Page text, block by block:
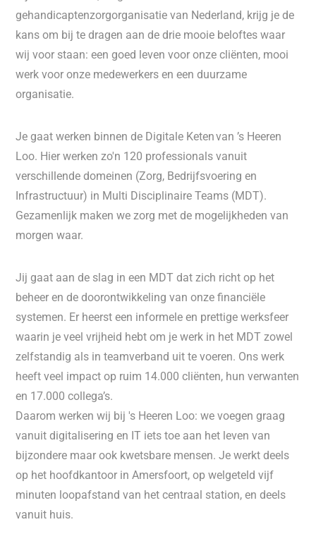
gehandicaptenzorgorganisatie van Nederland, krijg je de
kans om bij te dragen aan de drie mooie beloftes waar
wij voor staan: een goed leven voor onze cliënten, mooi
werk voor onze medewerkers en een duurzame
organisatie.
Je gaat werken binnen de Digitale Keten van ’s Heeren
Loo. Hier werken zo'n 120 professionals vanuit
verschillende domeinen (Zorg, Bedrijfsvoering en
Infrastructuur) in Multi Disciplinaire Teams (MDT).
Gezamenlijk maken we zorg met de mogelijkheden van
morgen waar.
Jij gaat aan de slag in een MDT dat zich richt op het
beheer en de doorontwikkeling van onze financiële
systemen. Er heerst een informele en prettige werksfeer
waarin je veel vrijheid hebt om je werk in het MDT zowel
zelfstandig als in teamverband uit te voeren. Ons werk
heeft veel impact op ruim 14.000 cliënten, hun verwanten
en 17.000 collega’s.
Daarom werken wij bij 's Heeren Loo: we voegen graag
vanuit digitalisering en IT iets toe aan het leven van
bijzondere maar ook kwetsbare mensen. Je werkt deels
op het hoofdkantoor in Amersfoort, op welgeteld vijf
minuten loopafstand van het centraal station, en deels
vanuit huis.